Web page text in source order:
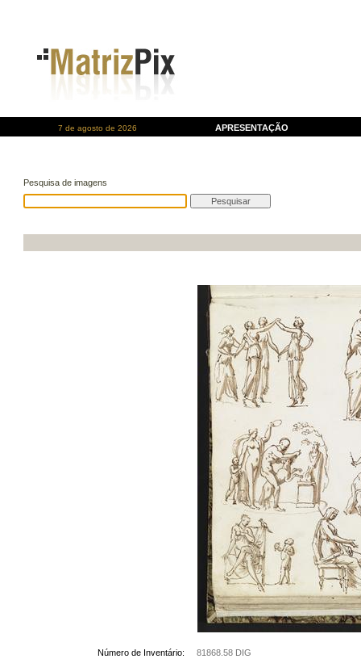
7 de agosto de 2026 APRESENTAÇÃO
Pesquisa de imagens
Número de Inventário:
81868.58 DIG